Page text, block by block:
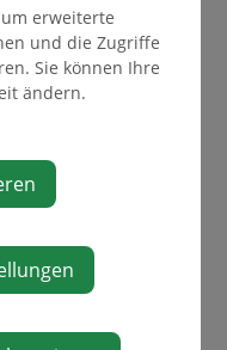
erweiterte
und die Zugriffe
Sie können Ihre
ändern.